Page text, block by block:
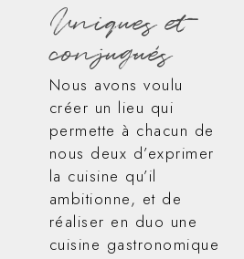
Uniques et
conjugués
Nous avons voulu
créer un lieu qui
permette à chacun de
nous deux d’exprimer
la cuisine qu’il
ambitionne, et de
réaliser en duo une
cuisine gastronomique